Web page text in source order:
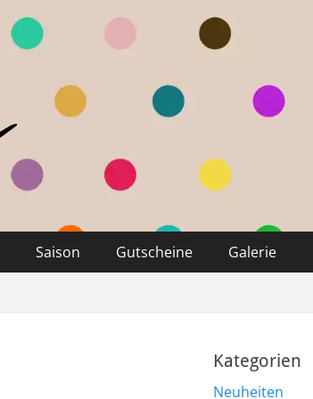
Saison Gutscheine Galerie
Kategorien
Neuheiten